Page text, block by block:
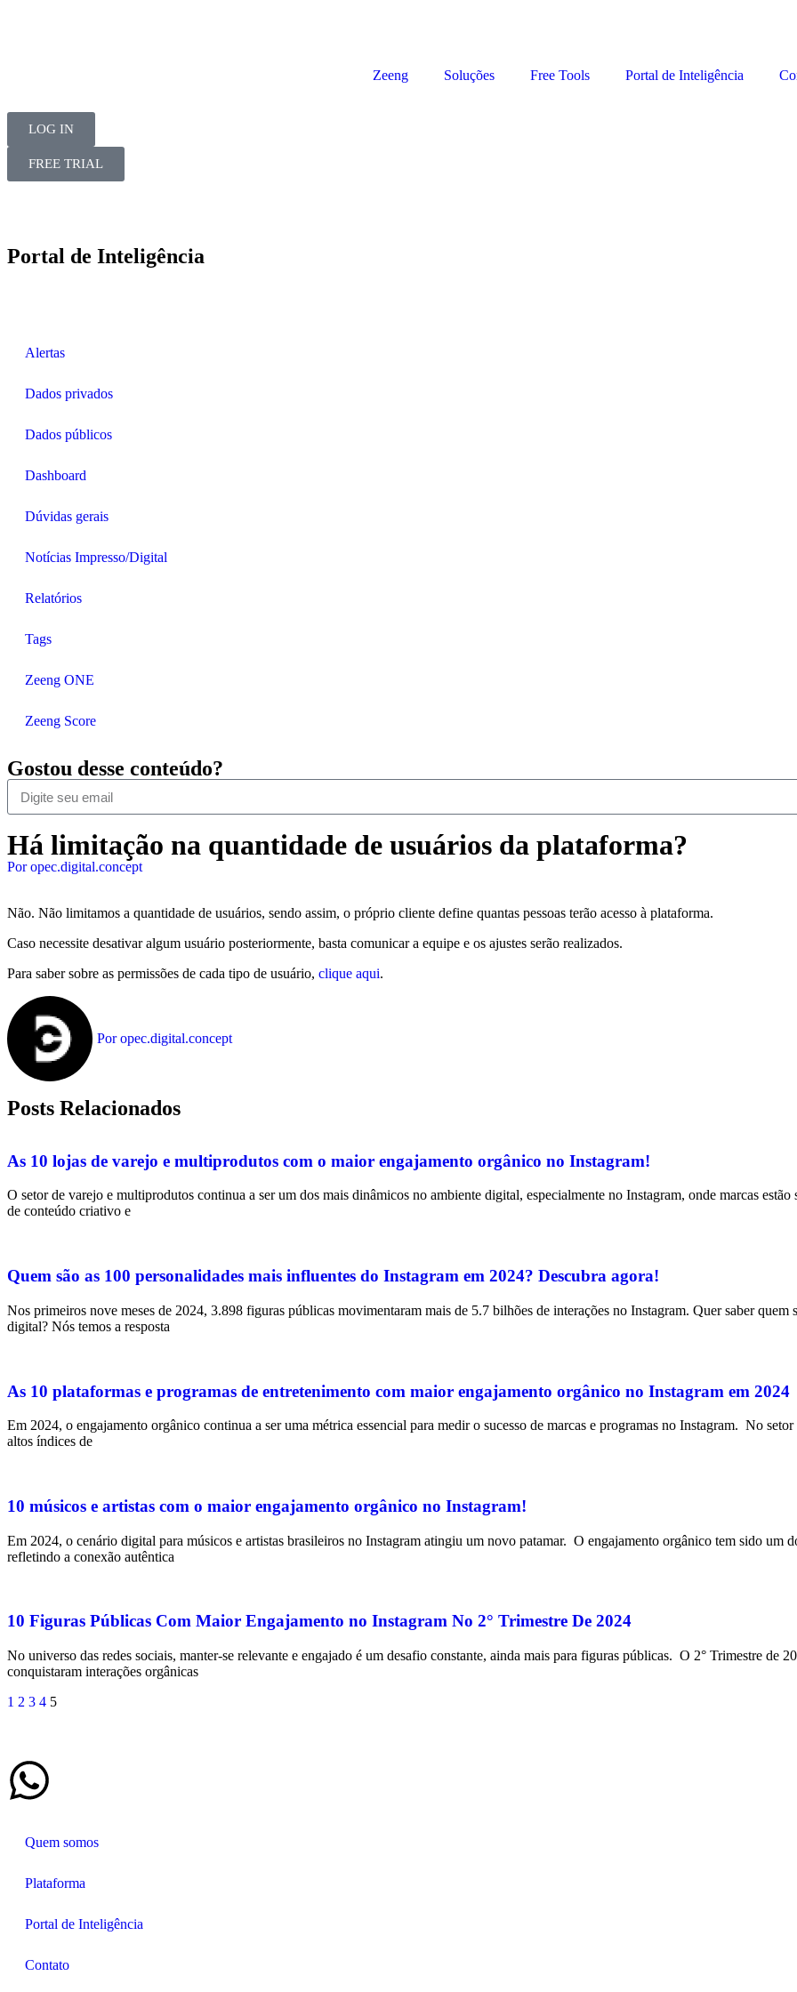
Zeeng Soluções Free Tools Portal de Inteligência
LOG IN
FREE TRIAL
Portal de Inteligência
Alertas
Dados privados
Dados públicos
Dashboard
Dúvidas gerais
Notícias Impresso/Digital
Relatórios
Tags
Zeeng ONE
Zeeng Score
Gostou desse conteúdo?
Há limitação na quantidade de usuários da plataforma?
Poropec.digital.concept
Não. Não limitamos a quantidade de usuários, sendo assim, o próprio cliente define quantas pessoas terão acesso à plataforma.
Caso necessite desativar algum usuário posteriormente, basta comunicar a equipe e os ajustes serão realizados.
Para saber sobre as permissões de cada tipo de usuário, clique aqui.
Poropec.digital.concept
Posts Relacionados
As 10 lojas de varejo e multiprodutos com o maior engajamento orgânico no Instagram!
O setor de varejo e multiprodutos continua a ser um dos mais dinâmicos no ambiente digital, especialmente no Instagram, onde marcas estão
de conteúdo criativo e
Quem são as 100 personalidades mais influentes do Instagram em 2024? Descubra agora!
Nos primeiros nove meses de 2024, 3.898 figuras públicas movimentaram mais de 5.7 bilhões de interações no Instagram. Quer saber
digital? Nós temos a resposta
As 10 plataformas e programas de entretenimento com maior engajamento orgânico no Instagram em 2024
Em 2024, o engajamento orgânico continua a ser uma métrica essencial para medir o sucesso de marcas e programas no Instagram. No
altos índices de
10 músicos e artistas com o maior engajamento orgânico no Instagram!
Em 2024, o cenário digital para músicos e artistas brasileiros no Instagram atingiu um novo patamar. O engajamento orgânico tem sido um
refletindo a conexão autêntica
10 Figuras Públicas Com Maior Engajamento no Instagram No 2° Trimestre De 2024
No universo das redes sociais, manter-se relevante e engajado é um desafio constante, ainda mais para figuras públicas. O 2° Trimestre de
conquistaram interações orgânicas
1 2 3 4 5
Quem somos
Plataforma
Portal de Inteligência
Contato